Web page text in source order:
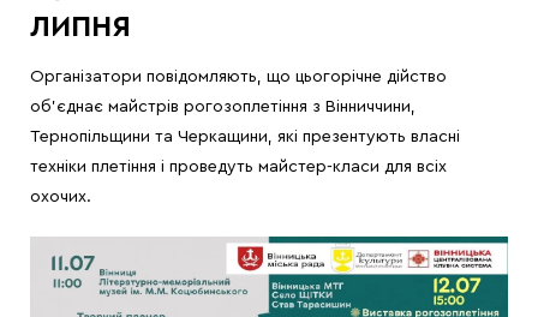
ЛИПНЯ
Організатори повідомляють, що цьогорічне дійство
об’єднає майстрів рогозоплетіння з Вінниччини,
Тернопільщини та Черкащини, які презентують власні
техніки плетіння і проведуть майстер-класи для всіх
охочих.